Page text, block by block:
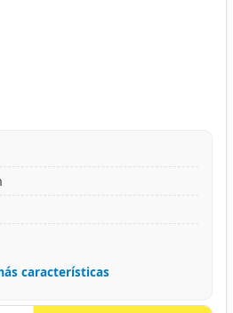
características